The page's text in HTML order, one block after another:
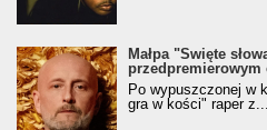
Małpa "Święte
przedpremierowym
Po wypuszczonej w
gra w kości" raper z...